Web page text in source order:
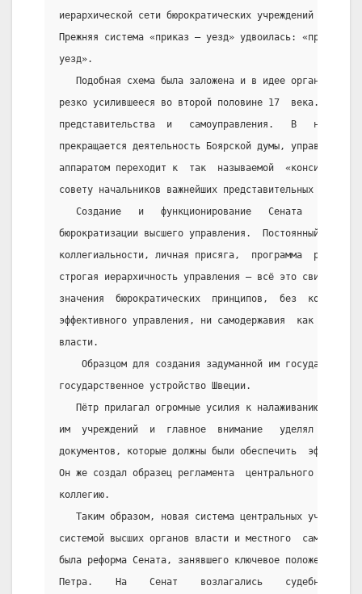
иерархической сети бюрократических учреждений с
Прежняя система «приказ – уезд» удвоилась: «приказ –
уезд».
Подобная схема была заложена и в идее организации
резко усилившееся во второй половине 17  века.  Не
представительства  и   самоуправления.   В   начале
прекращается деятельность Боярской думы, управление
аппаратом переходит к  так  называемой  «консилии
совету начальников важнейших представительных
Создание   и   функционирование   Сената
бюрократизации высшего управления.  Постоянный
коллегиальности, личная присяга,  программа  работы
строгая иерархичность управления – всё это
значения  бюрократических  принципов,  без
эффективного управления, ни самодержавия  как
власти.
Образцом для создания задуманной им
государственное устройство Швеции.
Пётр прилагал огромные усилия к налаживанию
им  учреждений  и  главное  внимание   уделял
документов, которые должны были обеспечить
Он же создал образец регламента  центрального
коллегию.
Таким образом, новая система центральных
системой высших органов власти и местного
была реформа Сената, занявшего ключевое положение в
Петра.    На    Сенат    возлагались    судебные,